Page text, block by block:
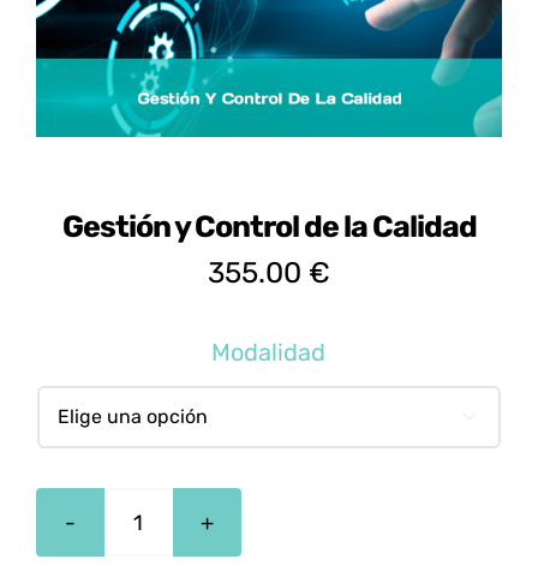
Gestión y Control de la Calidad
355.00 €
Modalidad
Gestión